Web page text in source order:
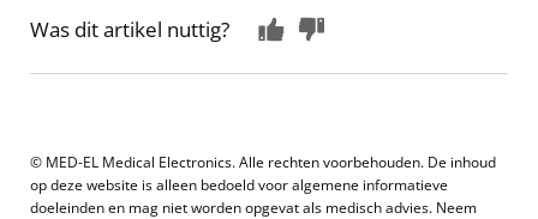
Was dit artikel nuttig?
© MED-EL Medical Electronics. Alle rechten voorbehouden. De inhoud
op deze website is alleen bedoeld voor algemene informatieve
doeleinden en mag niet worden opgevat als medisch advies. Neem